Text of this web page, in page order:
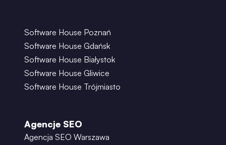
Software House Poznań
Software House Gdańsk
Software House Białystok
Software House Gliwice
Software House Trójmiasto
Agencje SEO
Agencja SEO Warszawa